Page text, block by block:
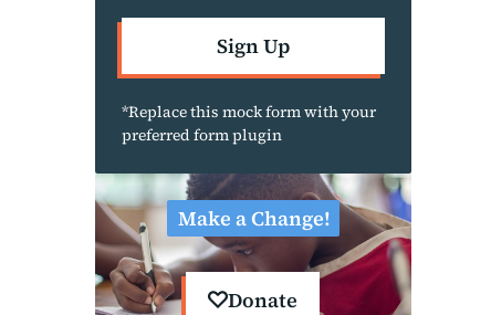
Sign Up
*Replace this mock form with your
preferred form plugin
Make a Change!
Donate